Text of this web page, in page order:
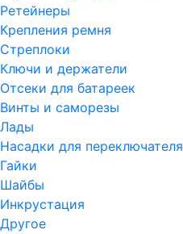
Ретейнеры
Крепления ремня
Стреплоки
Ключи и держатели
Отсеки для батареек
Винты и саморезы
Лады
Насадки для переключателя
Гайки
Шайбы
Инкрустация
Другое